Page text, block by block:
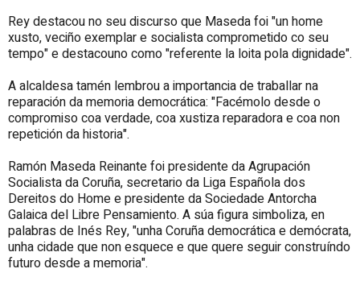
Rey destacou no seu discurso que Maseda foi "un home
xusto, veciño exemplar e socialista comprometido co seu
tempo" e destacouno como "referente la loita pola dignidade".
A alcaldesa tamén lembrou a importancia de traballar na
reparación da memoria democrática: "Facémolo desde o
compromiso coa verdade, coa xustiza reparadora e coa non
repetición da historia".
Ramón Maseda Reinante foi presidente da Agrupación
Socialista da Coruña, secretario da Liga Española dos
Dereitos do Home e presidente da Sociedade Antorcha
Galaica del Libre Pensamiento. A súa figura simboliza, en
palabras de Inés Rey, "unha Coruña democrática e demócrata,
unha cidade que non esquece e que quere seguir construíndo
futuro desde a memoria".